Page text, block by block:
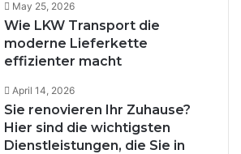
May 25, 2026
Wie LKW Transport die
moderne Lieferkette
effizienter macht
April 14, 2026
Sie renovieren Ihr Zuhause?
Hier sind die wichtigsten
Dienstleistungen, die Sie in